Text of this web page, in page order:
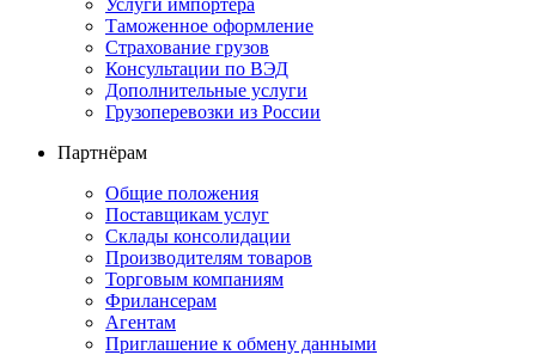
Услуги импортера
Таможенное оформление
Страхование грузов
Консультации по ВЭД
Дополнительные услуги
Грузоперевозки из России
Партнёрам
Общие положения
Поставщикам услуг
Склады консолидации
Производителям товаров
Торговым компаниям
Фрилансерам
Агентам
Приглашение к обмену данными